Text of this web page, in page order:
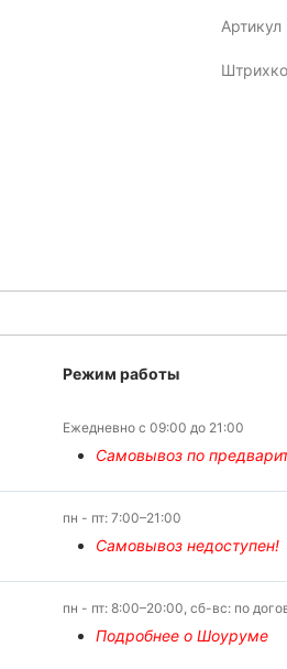
Артикул
Режим работы
Ежедневно с 09:00 до 21:00
Самовывоз по
пн - пт: 7:00–21:00
Самовывоз недоступен!
пн - пт: 8:00–20:00, сб-вс: по
Подробнее о Шоуруме